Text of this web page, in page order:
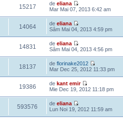
15217 de eliana
Mar Mai 07, 2013 6:42 am
14064 de eliana
Sâm Mai 04, 2013 4:59 pm
14831 de eliana
Sâm Mai 04, 2013 4:56 pm
18137 de florinake2012
Mar Dec 25, 2012 11:33 pm
19386 de kant emir
Mie Dec 19, 2012 11:18 pm
593576 de eliana
Lun Noi 19, 2012 11:59 am